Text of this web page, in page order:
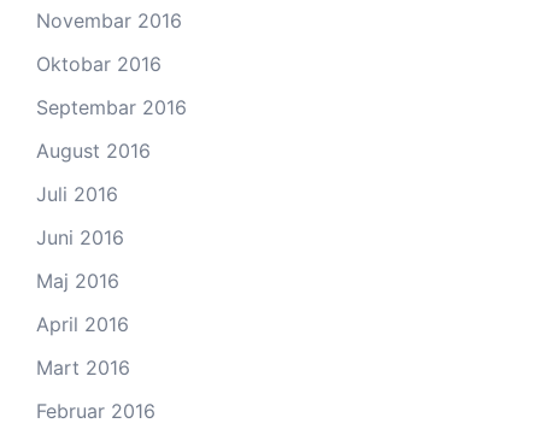
Novembar 2016
Oktobar 2016
Septembar 2016
August 2016
Juli 2016
Juni 2016
Maj 2016
April 2016
Mart 2016
Februar 2016